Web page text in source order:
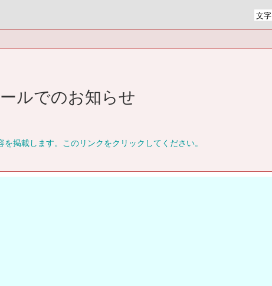
文字
ルでのお知らせ
掲載します。このリンクをクリックしてください。